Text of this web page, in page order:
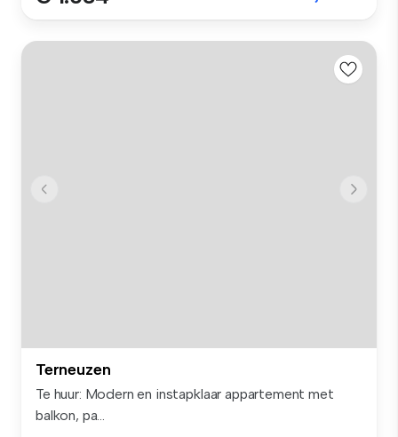
Terneuzen
Te huur: Modern en instapklaar appartement met
balkon, pa...